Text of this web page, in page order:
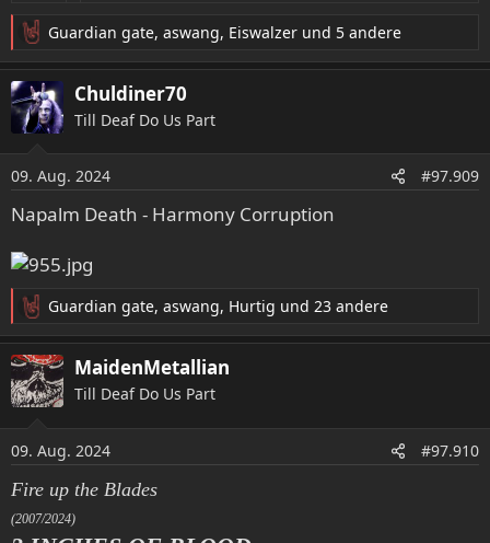
R
e
a
k
t
n
e
n
:
Guardian gate, aswang, Eiswalzer und 5 andere
Chuldiner70
Till Deaf Do Us Part
09. Aug. 2024 #97.909
Napalm Death - Harmony Corruption
R
e
a
k
t
n
e
n
:
Guardian gate, aswang, Hurtig und 23 andere
MaidenMetallian
Till Deaf Do Us Part
09. Aug. 2024 #97.910
Fire up the Blades
(2007/2024)